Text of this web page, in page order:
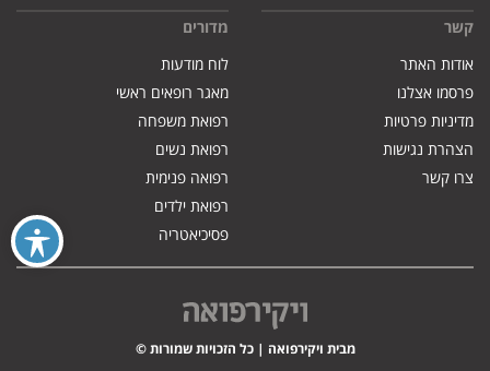
קשר
אודות האתר
פרסמו אצלנו
מדיניות פרטיות
הצהרת נגישות
צרו קשר
מדורים
לוח מודעות
מאגר רופאים ראשי
רפואת משפחה
רפואת נשים
רפואה פנימית
רפואת ילדים
פסיכיאטריה
מבית ויקירפואה | כל הזכויות שמורות ©